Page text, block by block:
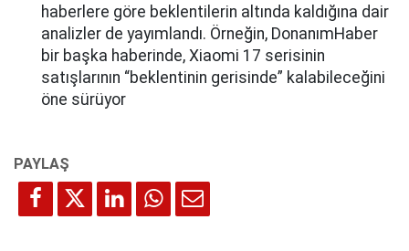
haberlere göre beklentilerin altında kaldığına dair
analizler de yayımlandı. Örneğin, DonanımHaber
bir başka haberinde, Xiaomi 17 serisinin
satışlarının “beklentinin gerisinde” kalabileceğini
öne sürüyor